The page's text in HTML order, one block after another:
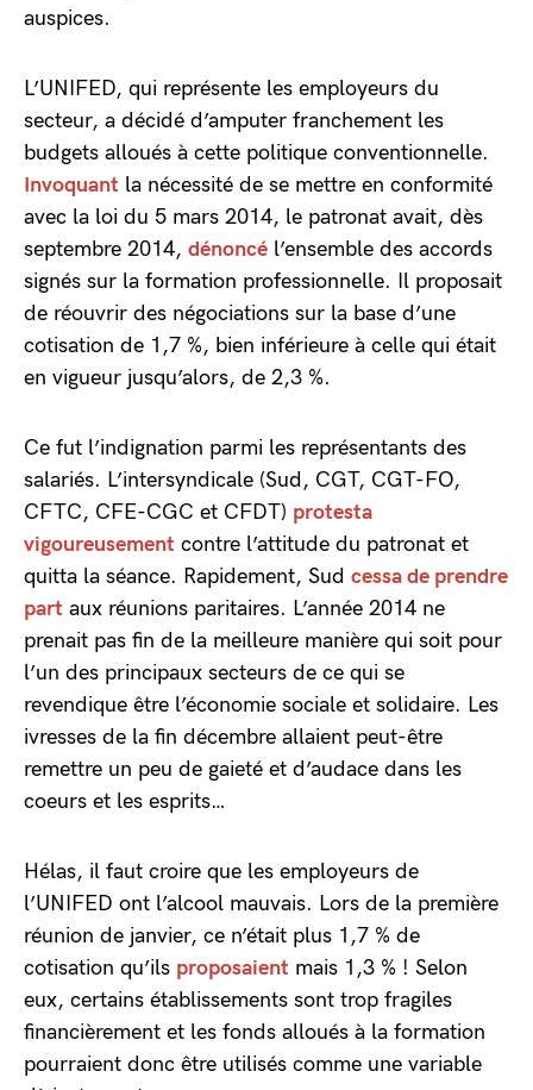
auspices.
L’UNIFED, qui représente les employeurs du
secteur, a décidé d’amputer franchement les
budgets alloués à cette politique conventionnelle.
Invoquant la nécessité de se mettre en conformité
avec la loi du 5 mars 2014, le patronat avait, dès
septembre 2014, dénoncé l’ensemble des accords
signés sur la formation professionnelle. Il proposait
de réouvrir des négociations sur la base d’une
cotisation de 1,7 %, bien inférieure à celle qui était
en vigueur jusqu’alors, de 2,3 %.
Ce fut l’indignation parmi les représentants des
salariés. L’intersyndicale (Sud, CGT, CGT-FO,
CFTC, CFE-CGC et CFDT) protesta
vigoureusement contre l’attitude du patronat et
quitta la séance. Rapidement, Sud cessa de prendre
part aux réunions paritaires. L’année 2014 ne
prenait pas fin de la meilleure manière qui soit pour
l’un des principaux secteurs de ce qui se
revendique être l’économie sociale et solidaire. Les
ivresses de la fin décembre allaient peut-être
remettre un peu de gaieté et d’audace dans les
coeurs et les esprits…
Hélas, il faut croire que les employeurs de
l’UNIFED ont l’alcool mauvais. Lors de la première
réunion de janvier, ce n’était plus 1,7 % de
cotisation qu’ils proposaient mais 1,3 % ! Selon
eux, certains établissements sont trop fragiles
financièrement et les fonds alloués à la formation
pourraient donc être utilisés comme une variable